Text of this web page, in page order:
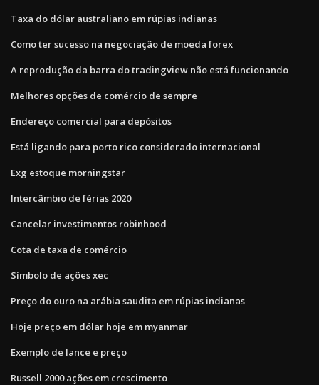
Taxa do dólar australiano em rúpias indianas
Como ter sucesso na negociação de moeda forex
A reprodução da barra do tradingview não está funcionando
Melhores opções de comércio de sempre
Endereço comercial para depósitos
Está ligando para porto rico considerado internacional
Exg estoque morningstar
Intercâmbio de férias 2020
Cancelar investimentos robinhood
Cota de taxa de comércio
Símbolo de ações xec
Preço do ouro na arábia saudita em rúpias indianas
Hoje preço em dólar hoje em myanmar
Exemplo de lance e preço
Russell 2000 ações em crescimento